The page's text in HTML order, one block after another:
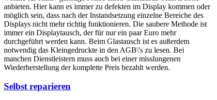
anbieten. Hier kann es immer zu defekten im Display kommen oder
möglich sein, dass nach der Instandsetzung einzelne Bereiche des
Displays nicht mehr richtig funktionieren. Die saubere Methode ist
immer ein Displaytausch, der für nur ein paar Euro mehr
durchgeführt werden kann. Beim Glastausch ist es außerdem
notwendig das Kleingedruckte in den AGB\'s zu lesen. Bei
manchen Dienstleistern muss auch bei einer misslungenen
Wiederherstellung der komplette Preis bezahlt werden.
Selbst reparieren